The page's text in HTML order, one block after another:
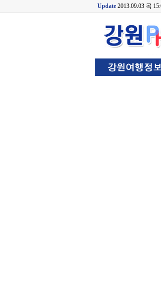
Update 2013.09.03 목